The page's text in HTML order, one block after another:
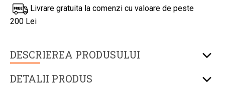
DESCRIEREA PRODUSULUI
DETALII PRODUS
Livrare gratuita la comenzi cu valoare de peste
200 Lei